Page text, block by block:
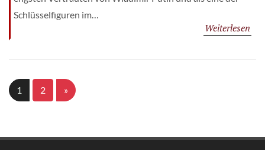
Schlüsselfiguren im…
Weiterlesen
1 2 »